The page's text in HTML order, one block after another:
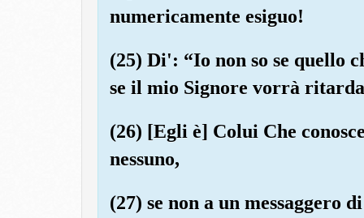
numericamente esiguo!
(25) Di': “Io non so se quello
se il mio Signore vorrà
(26) [Egli è] Colui Che
nessuno,
(27) se non a un messaggero